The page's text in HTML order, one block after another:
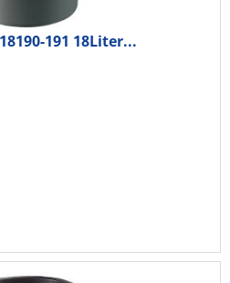
191 18Liter...